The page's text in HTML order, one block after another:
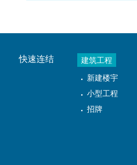
快速连结
建筑工程
新建楼宇
小型工程
招牌